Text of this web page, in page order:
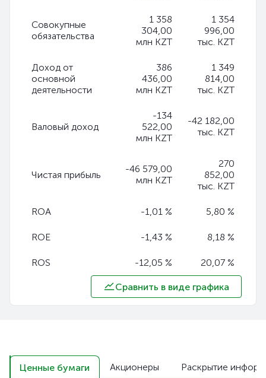
Совокупные
обязательства
1 358
304,00
млн KZT
1 354
996,00
тыс. KZT
Доход от
основной
деятельности
386
436,00
млн KZT
1 349
814,00
тыс. KZT
Валовый доход
-134
522,00
млн KZT
-42 182,00
тыс. KZT
Чистая прибыль
-46 579,00
млн KZT
270
852,00
тыс. KZT
ROA -1,01 % 5,80 %
ROE -1,43 % 8,18 %
ROS -12,05 % 20,07 %
Сравнить в виде графика
Ценные бумаги Акционеры Раскрытие